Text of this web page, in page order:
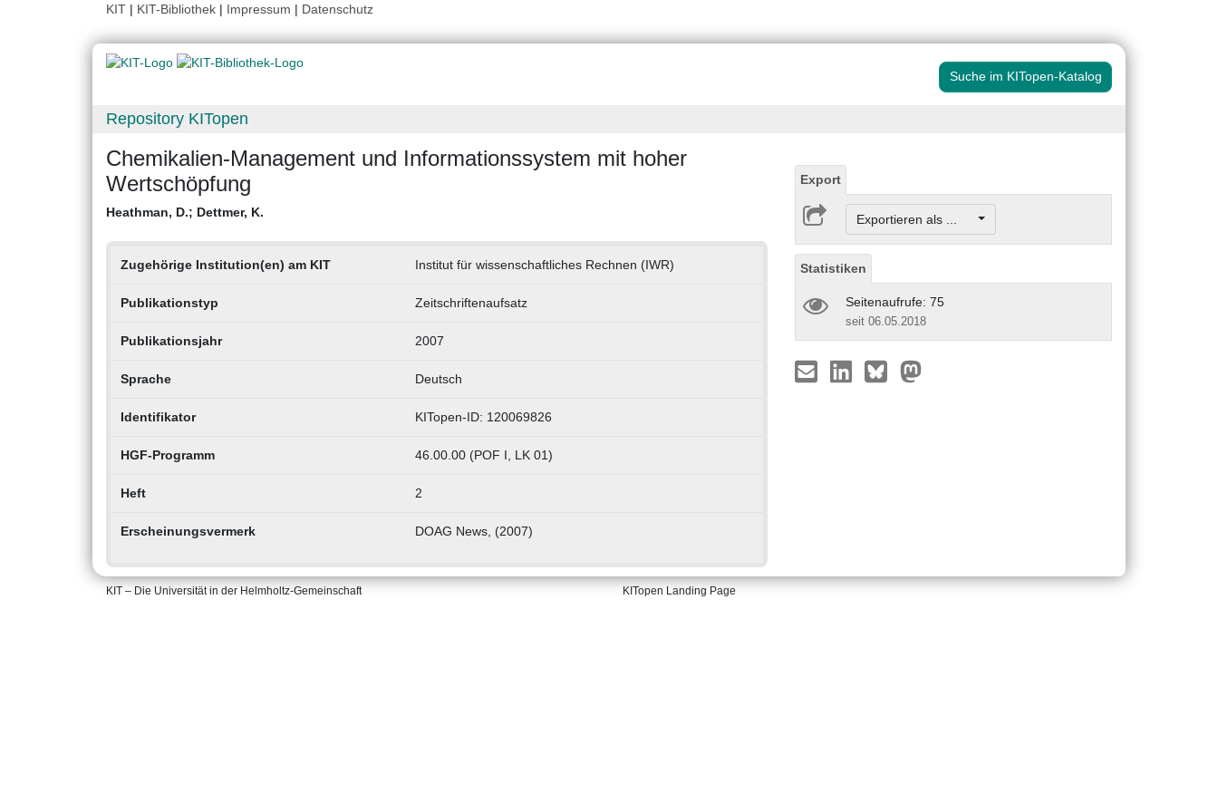
KIT | KIT-Bibliothek | Impressum | Datenschutz
Suche im KITopen-Katalog
Repository KITopen
Chemikalien-Management und Informationssystem mit hoher
Wertschöpfung
Heathman, D.; Dettmer, K.
Zugehörige Institution(en) am KIT Institut für wissenschaftliches Rechnen (IWR)
Publikationstyp Zeitschriftenaufsatz
Publikationsjahr 2007
Sprache Deutsch
Identifikator KITopen-ID: 120069826
HGF-Programm 46.00.00 (POF I, LK 01)
Heft 2
Erscheinungsvermerk DOAG News, (2007)
Export
Exportieren als ...
Statistiken
Seitenaufrufe: 75
seit 06.05.2018
KIT – Die Universität in der Helmholtz-Gemeinschaft KITopen Landing Page